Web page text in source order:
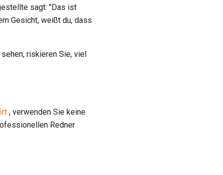
sagt: "Das ist
Gesicht, weißt du, dass
riskieren Sie, viel
, verwenden Sie keine
Redner